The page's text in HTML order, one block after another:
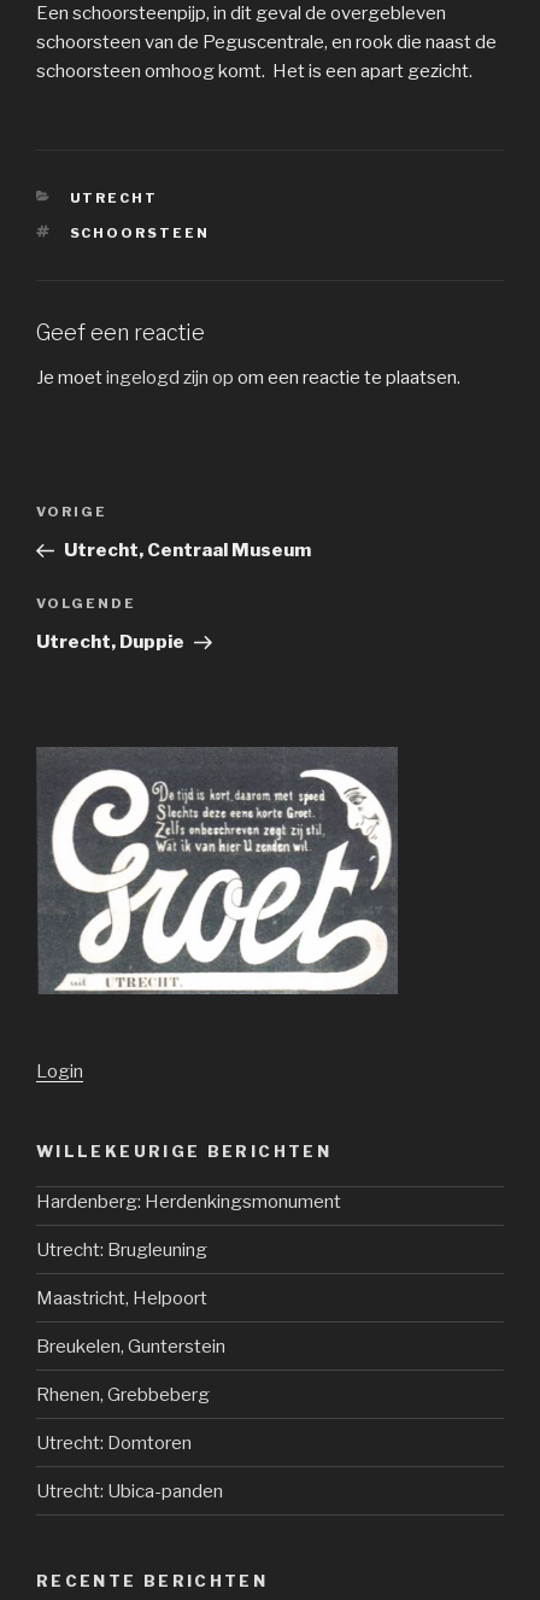
Een schoorsteenpijp, in dit geval de overgebleven
schoorsteen van de Peguscentrale, en rook die naast de
schoorsteen omhoog komt. Het is een apart gezicht.
CATEGORIEËN
UTRECHT
TAGS
SCHOORSTEEN
Geef een reactie
Je moetingelogd zijn op om een reactie te plaatsen.
Vorig
bericht
VORIGE
Utrecht, Centraal Museum
Volgend
bericht
VOLGENDE
Utrecht, Duppie
Login
WILLEKEURIGE BERICHTEN
Hardenberg: Herdenkingsmonument
Utrecht: Brugleuning
Maastricht, Helpoort
Breukelen, Gunterstein
Rhenen, Grebbeberg
Utrecht: Domtoren
Utrecht: Ubica-panden
RECENTE BERICHTEN